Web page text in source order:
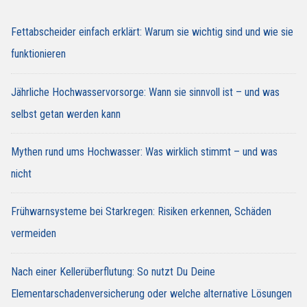
Fettabscheider einfach erklärt: Warum sie wichtig sind und wie sie
funktionieren
Jährliche Hochwasservorsorge: Wann sie sinnvoll ist – und was
selbst getan werden kann
Mythen rund ums Hochwasser: Was wirklich stimmt – und was
nicht
Frühwarnsysteme bei Starkregen: Risiken erkennen, Schäden
vermeiden
Nach einer Kellerüberflutung: So nutzt Du Deine
Elementarschadenversicherung oder welche alternative Lösungen